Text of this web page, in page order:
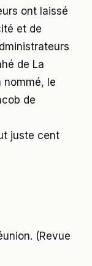
ont laissé
et de
de La
nommé, le
de
juste cent
(Revue